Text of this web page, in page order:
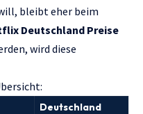
bleibt eher beim
Deutschland Preise
wird diese
Deutschland